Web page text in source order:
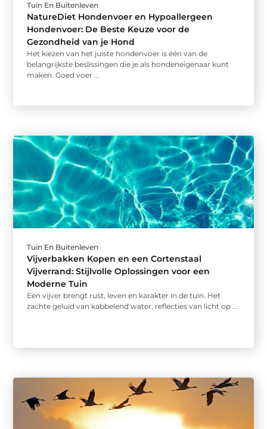
Tuin En Buitenleven
NatureDiet Hondenvoer en Hypoallergeen
Hondenvoer: De Beste Keuze voor de
Gezondheid van je Hond
Het kiezen van het juiste hondenvoer is één van de
belangrijkste beslissingen die je als hondeneigenaar kunt
maken. Goed voer ...
Tuin En Buitenleven
Vijverbakken Kopen en een Cortenstaal
Vijverrand: Stijlvolle Oplossingen voor een
Moderne Tuin
Een vijver brengt rust, leven en karakter in de tuin. Het
zachte geluid van kabbelend water, reflecties van licht op ...